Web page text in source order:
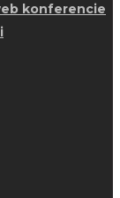
konferencie